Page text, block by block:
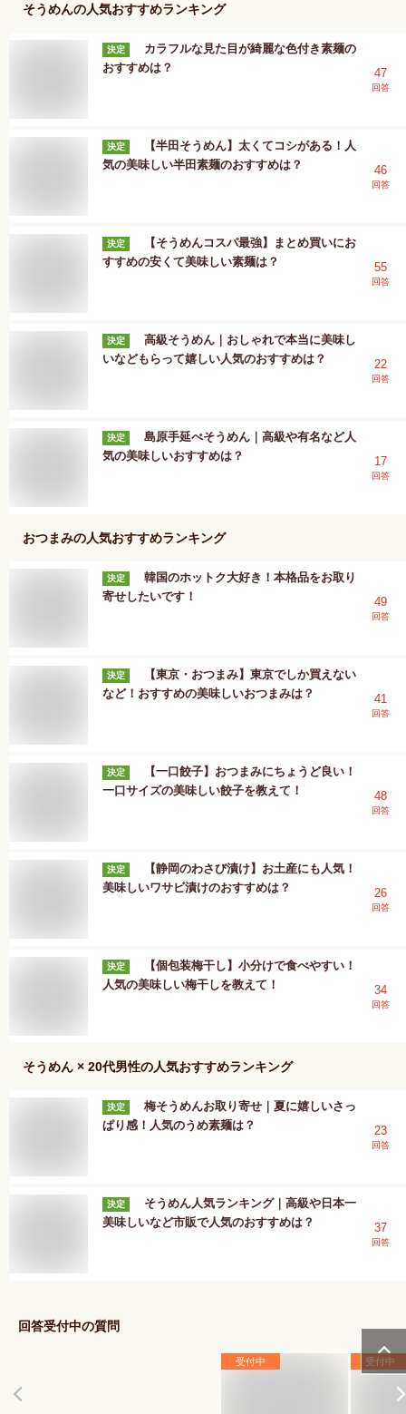
そうめんの人気おすすめランキング
決定
カラフルな見た目が綺麗な色付き素麺の
おすすめは？
47
回答
決定
【半田そうめん】太くてコシがある！人
気の美味しい半田素麺のおすすめは？
46
回答
決定
【そうめんコスパ最強】まとめ買いにお
すすめの安くて美味しい素麺は？
55
回答
決定
高級そうめん｜おしゃれで本当に美味し
いなどもらって嬉しい人気のおすすめは？
22
回答
決定
島原手延べそうめん｜高級や有名など人
気の美味しいおすすめは？
17
回答
おつまみの人気おすすめランキング
決定
韓国のホットク大好き！本格品をお取り
寄せしたいです！
49
回答
決定
【東京・おつまみ】東京でしか買えない
など！おすすめの美味しいおつまみは？
41
回答
決定
【一口餃子】おつまみにちょうど良い！
一口サイズの美味しい餃子を教えて！
48
回答
決定
【静岡のわさび漬け】お土産にも人気！
美味しいワサビ漬けのおすすめは？
26
回答
決定
【個包装梅干し】小分けで食べやすい！
人気の美味しい梅干しを教えて！
34
回答
そうめん × 20代男性の人気おすすめランキング
決定
梅そうめんお取り寄せ｜夏に嬉しいさっ
ぱり感！人気のうめ素麺は？
23
回答
決定
そうめん人気ランキング｜高級や日本一
美味しいなど市販で人気のおすすめは？
37
回答
回答受付中の質問
受付中 受付中